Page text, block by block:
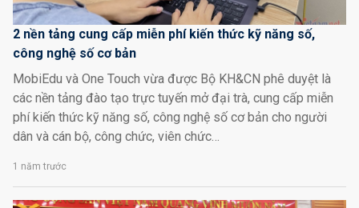
2 nền tảng cung cấp miễn phí kiến thức kỹ năng số,
công nghệ số cơ bản
MobiEdu và One Touch vừa được Bộ KH&CN phê duyệt là
các nền tảng đào tạo trực tuyến mở đại trà, cung cấp miễn
phí kiến thức kỹ năng số, công nghệ số cơ bản cho người
dân và cán bộ, công chức, viên chức…
1 năm trước